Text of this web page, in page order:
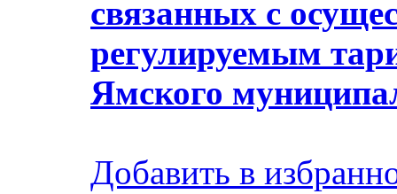
связанных с
регулируемым
Ямского
Добавить в